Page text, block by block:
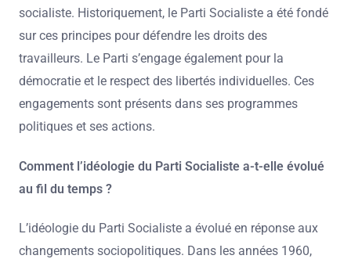
socialiste. Historiquement, le Parti Socialiste a été fondé
sur ces principes pour défendre les droits des
travailleurs. Le Parti s’engage également pour la
démocratie et le respect des libertés individuelles. Ces
engagements sont présents dans ses programmes
politiques et ses actions.
Comment l’idéologie du Parti Socialiste a-t-elle évolué
au fil du temps ?
L’idéologie du Parti Socialiste a évolué en réponse aux
changements sociopolitiques. Dans les années 1960,